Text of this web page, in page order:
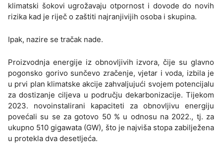
klimatski šokovi ugrožavaju otpornost i dovode do novih
rizika kad je riječ o zaštiti najranjivijih osoba i skupina.
Ipak, nazire se tračak nade.
Proizvodnja energije iz obnovljivih izvora, čije su glavno
pogonsko gorivo sunčevo zračenje, vjetar i voda, izbila je
u prvi plan klimatske akcije zahvaljujući svojem potencijalu
za dostizanje ciljeva u području dekarbonizacije. Tijekom
2023. novoinstalirani kapaciteti za obnovljivu energiju
povećali su se za gotovo 50 % u odnosu na 2022., tj. za
ukupno 510 gigawata (GW), što je najviša stopa zabilježena
u protekla dva desetljeća.